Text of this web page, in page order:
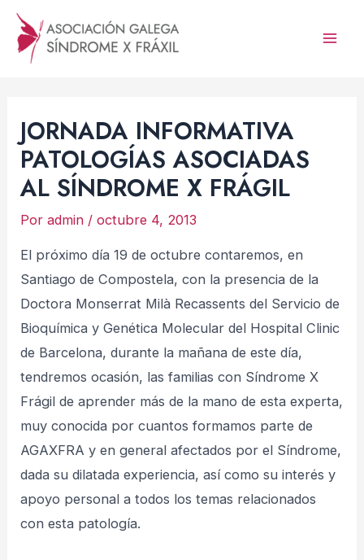
contenido
JORNADA INFORMATIVA
PATOLOGÍAS ASOCIADAS
AL SÍNDROME X FRÁGIL
Poradmin /octubre 4, 2013
El próximo día 19 de octubre contaremos, en
Santiago de Compostela, con la presencia de la
Doctora Monserrat Milà Recassents del Servicio de
Bioquímica y Genética Molecular del Hospital Clinic
de Barcelona, durante la mañana de este día,
tendremos ocasión, las familias con Síndrome X
Frágil de aprender más de la mano de esta experta,
muy conocida por cuantos formamos parte de
AGAXFRA y en general afectados por el Síndrome,
dada su dilatada experiencia, así como su interés y
apoyo personal a todos los temas relacionados
con esta patología.